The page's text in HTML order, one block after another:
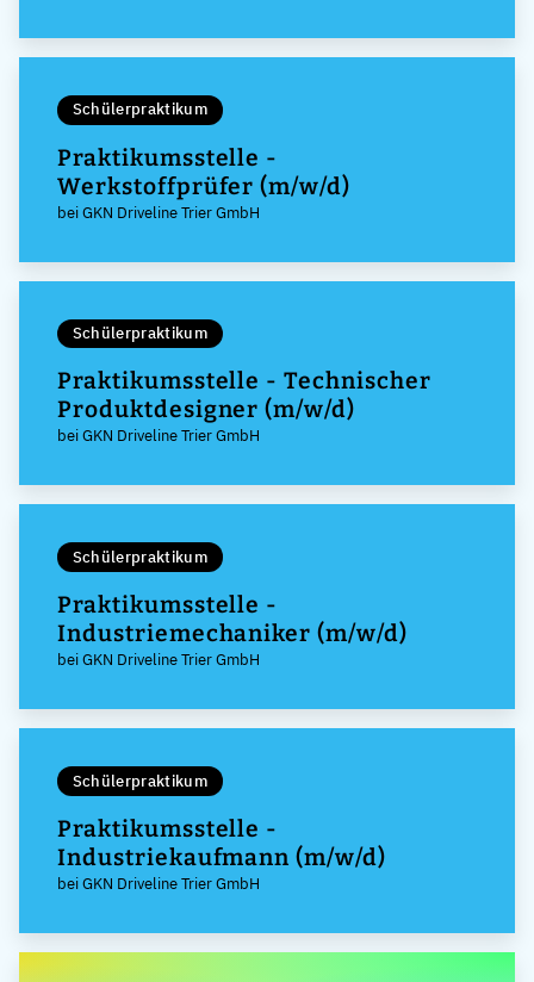
Schülerpraktikum
Praktikumsstelle -
Werkstoffprüfer (m/w/d)
bei GKN Driveline Trier GmbH
Schülerpraktikum
Praktikumsstelle - Technischer
Produktdesigner (m/w/d)
bei GKN Driveline Trier GmbH
Schülerpraktikum
Praktikumsstelle -
Industriemechaniker (m/w/d)
bei GKN Driveline Trier GmbH
Schülerpraktikum
Praktikumsstelle -
Industriekaufmann (m/w/d)
bei GKN Driveline Trier GmbH